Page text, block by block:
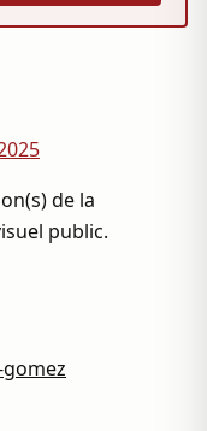
de la
public.